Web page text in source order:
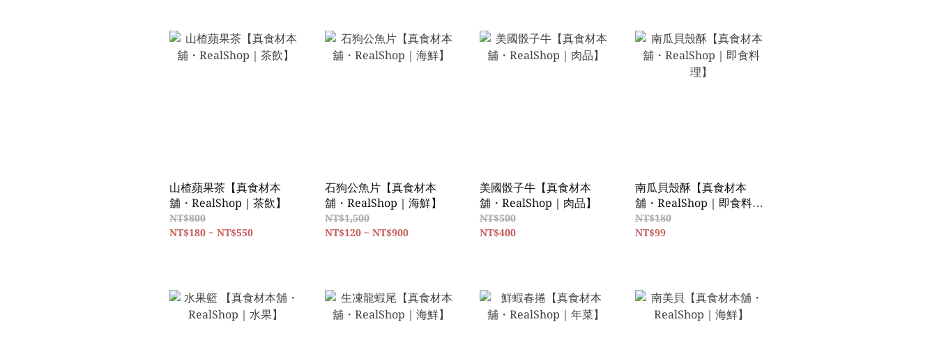
山楂蘋果茶【真食材本
舖・RealShop｜茶飲】
NT$800
NT$180 ~ NT$550
石狗公魚片【真食材本
舖・RealShop｜海鮮】
NT$1,500
NT$120 ~ NT$900
美國骰子牛【真食材本
舖・RealShop｜肉品】
NT$500
NT$400
南瓜貝殼酥【真食材本
舖・RealShop｜即食料
理】
NT$180
NT$99